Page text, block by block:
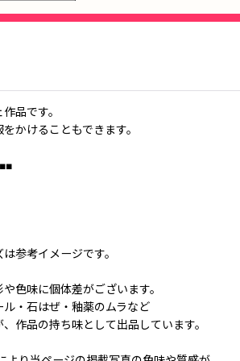
品です。
かけることもできます。
参考イメージです。
色味に個体差がございます。
・石はぜ・釉薬のムラなど
作品の持ち味として出品しています。